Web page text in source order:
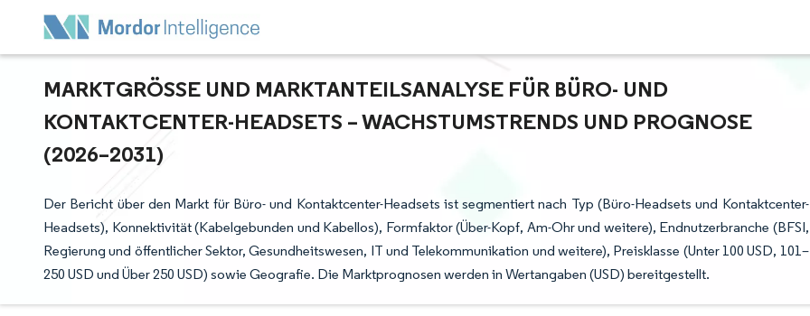
MARKTGRÖSSE UND MARKTANTEILSANALYSE FÜR BÜRO- UND K
ONTAKTCENTER-HEADSETS – WACHSTUMSTRENDS UND PROGNOSE (
2026–2031)
Der Bericht über den Markt für Büro- und Kontaktcenter-Headsets ist segmentiert nach Typ (Büro-Headsets und Kontaktcenter-
Headsets), Konnektivität (Kabelgebunden und Kabellos), Formfaktor (Über-Kopf, Am-Ohr und weitere), Endnutzerbranche (BFSI,
Regierung und öffentlicher Sektor, Gesundheitswesen, IT und Telekommunikation und weitere), Preisklasse (Unter 100 USD, 101–
250 USD und Über 250 USD) sowie Geografie. Die Marktprognosen werden in Wertangaben (USD) bereitgestellt.